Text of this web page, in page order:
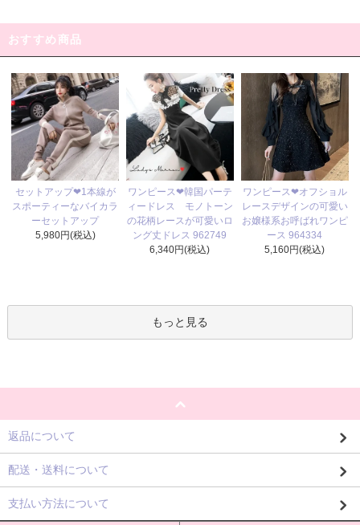
おすすめ商品
セットアップ❤1本線が
スポーティーなバイカラ
ーセットアップ
5,980円(税込)
ワンピース❤韓国パーテ
ィードレス モノトーン
の花柄レースが可愛いロ
ング丈ドレス 962749
6,340円(税込)
ワンピース❤オフショル
レースデザインの可愛い
お嬢様系お呼ばれワンピ
ース 964334
5,160円(税込)
もっと見る
返品について
配送・送料について
支払い方法について